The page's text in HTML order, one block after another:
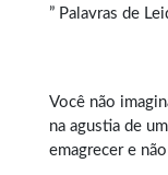
” Palavras de
Você não
na agustia de
emagrecer e